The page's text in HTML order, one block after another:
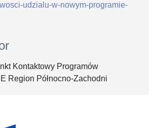
udzialu-w-nowym-programie-
Kontaktowy Programów
Region Północno-Zachodni